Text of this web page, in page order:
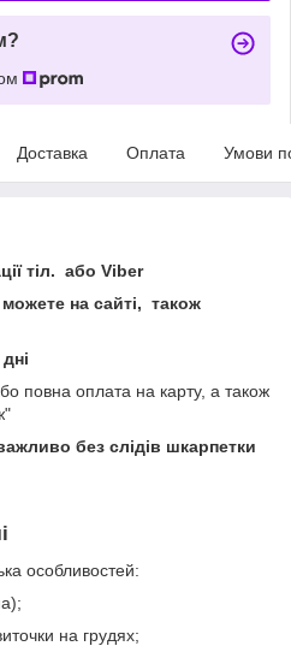
Доставка Оплата Умови
тіл. або Viber
на сайті, також
повна оплата на карту, а також
без слідів шкарпетки
особливостей:
на грудях;